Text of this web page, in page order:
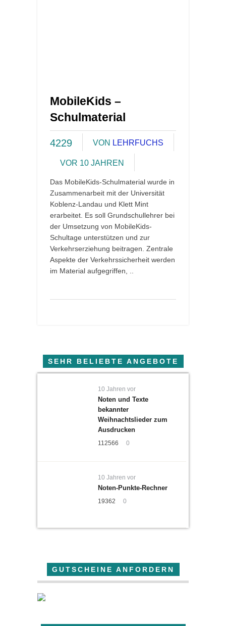
MobileKids –
Schulmaterial
4229 VON LEHRFUCHS
VOR 10 JAHREN
Das MobileKids-Schulmaterial wurde in
Zusammenarbeit mit der Universität
Koblenz-Landau und Klett Mint
erarbeitet. Es soll Grundschullehrer bei
der Umsetzung von MobileKids-
Schultage unterstützen und zur
Verkehrserziehung beitragen. Zentrale
Aspekte der Verkehrssicherheit werden
im Material aufgegriffen, ..
SEHR BELIEBTE ANGEBOTE
10 Jahren vor
Noten und Texte
bekannter
Weihnachtslieder zum
Ausdrucken
112566 0
10 Jahren vor
Noten-Punkte-Rechner
19362 0
GUTSCHEINE ANFORDERN